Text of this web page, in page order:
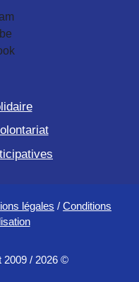
légales / Conditions
2009 / 2026 ©